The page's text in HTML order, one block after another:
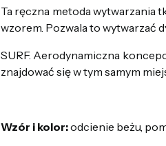
Ta ręczna metoda wytwarzania
wzorem. Pozwala to wytwarzać
SURF. Aerodynamiczna
znajdować się w tym samym
Wzór i kolor:odcienie beżu,